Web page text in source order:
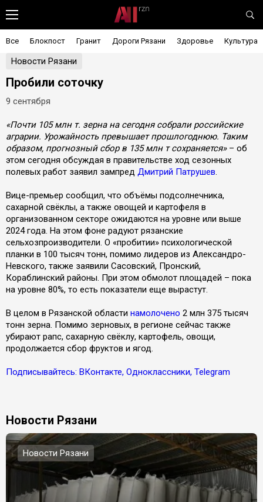
Все Блокпост Гранит Дороги Рязани Здоровье Культура
Новости Рязани
Пробили соточку
9 сентября
«Почти 105 млн т. зерна на сегодня собрали российские
аграрии. Урожайность превышает прошлогоднюю. Таким
образом, прогнозный сбор в 135 млн т сохраняется»– об
этом сегодня обсуждая в правительстве ход сезонных
полевых работ заявил зампред Дмитрий Патрушев.
Вице-премьер сообщил, что объёмы подсолнечника,
сахарной свёклы, а также овощей и картофеля в
организованном секторе ожидаются на уровне или выше
2024 года. На этом фоне радуют рязанские
сельхозпроизводители. О «пробитии» психологической
планки в 100 тысяч тонн, помимо лидеров из Александро-
Невского, также заявили Сасовский, Пронский,
Кораблинский районы. При этом обмолот площадей – пока
на уровне 80%, то есть показатели еще вырастут.
В целом в Рязанской области намолочено 2 млн 375 тысяч
тонн зерна. Помимо зерновых, в регионе сейчас также
убирают рапс, сахарную свёклу, картофель, овощи,
продолжается сбор фруктов и ягод.
Подписывайтесь: ВКонтакте, Одноклассники, Telegram
Новости Рязани
Новости Рязани